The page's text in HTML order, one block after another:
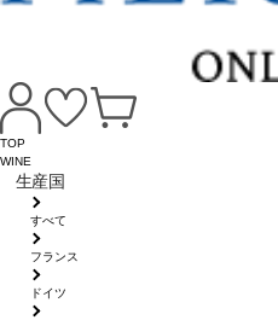
TOP
WINE
生産国
すべて
フランス
ドイツ